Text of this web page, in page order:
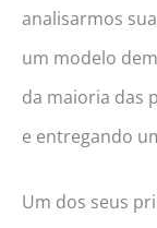
analisarmos
um modelo
da maioria das
e entregando
Um dos seus